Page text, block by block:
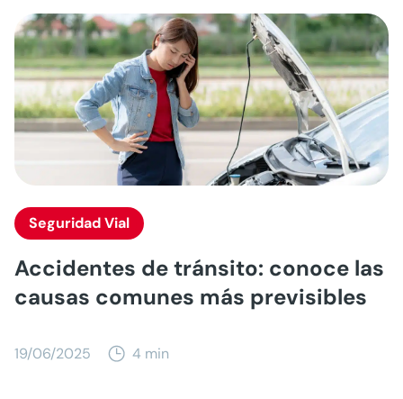
Seguridad Vial
Accidentes de tránsito: conoce las
causas comunes más previsibles
19/06/2025 4 min